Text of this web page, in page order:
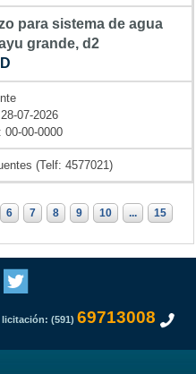
para sistema de agua
grande, d2
07-2026
00-00-0000
(Telf: 4577021)
6 7 8 9 10 ... 15
(591) 69713008